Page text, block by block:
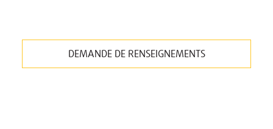
DEMANDE DE RENSEIGNEMENTS